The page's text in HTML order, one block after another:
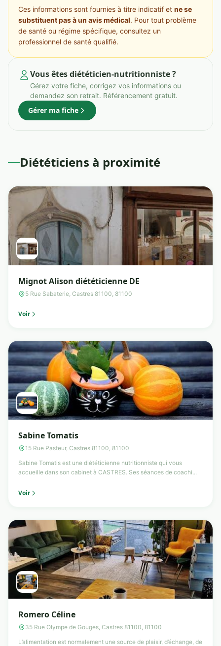
Ces informations sont fournies à titre indicatif et ne se
substituent pas à un avis médical. Pour tout problème
de santé ou régime spécifique, consultez un
professionnel de santé qualifié.
Vous êtes diététicien-nutritionniste ?
Gérez votre fiche, corrigez vos informations ou
demandez son retrait. Référencement gratuit.
Gérer ma fiche
Diététiciens à proximité
Mignot Alison diététicienne DE
5 Rue Sabaterie, Castres 81100, 81100
Voir
Sabine Tomatis
15 Rue Pasteur, Castres 81100, 81100
Sabine Tomatis est une diététicienne nutritionniste qui vous
accueille dans son cabinet à CASTRES. Ses séances de coachi...
Voir
Romero Céline
35 Rue Olympe de Gouges, Castres 81100, 81100
L’alimentation est normalement une source de plaisir, d’échange, de